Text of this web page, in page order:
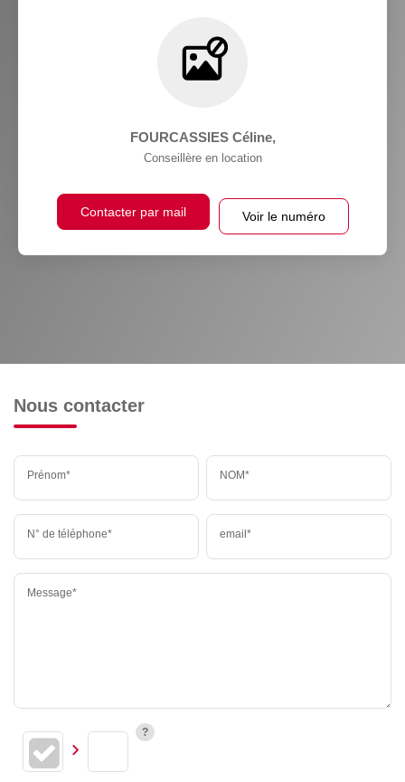
FOURCASSIES Céline,
Conseillère en location
Contacter par mail Voir le numéro
Nous contacter
Prénom* NOM*
N° de téléphone* email*
Message*